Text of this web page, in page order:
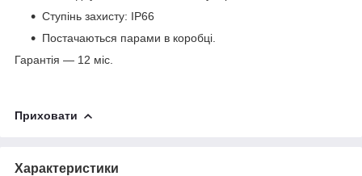
Ступінь захисту: IP66
Постачаються парами в коробці.
Гарантія — 12 міс.
Приховати
Характеристики